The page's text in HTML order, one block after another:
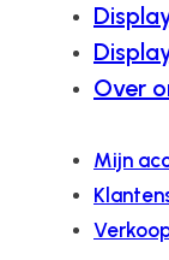
Over
Mijn